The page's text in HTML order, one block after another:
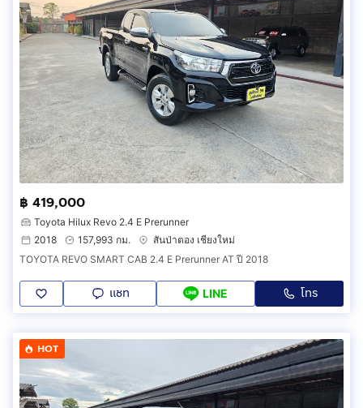
฿ 419,000
Toyota Hilux Revo 2.4 E Prerunner
2018
157,993 กม.
สันป่าตอง เชียงใหม่
TOYOTA REVO SMART CAB 2.4 E Prerunner AT ปี 2018
แชท LINE โทร
HOT